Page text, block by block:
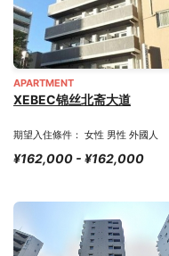
APARTMENT
XEBEC锦丝北斋大道
期望入住條件： 女性 男性 外國人
¥162,000 - ¥162,000